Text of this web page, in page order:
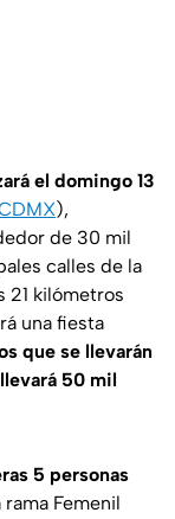
el domingo 13
),
de 30 mil
calles de la
21 kilómetros
una fiesta
que se llevarán
50 mil
5 personas
Femenil